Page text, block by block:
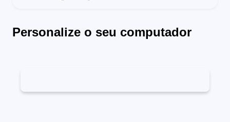
Personalize o seu computador